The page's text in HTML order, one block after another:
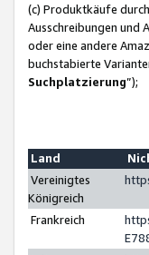
(c) Produktkäufe
Ausschreibungen und
oder eine andere
buchstabierte
Suchplatzierung”);
Land
Vereinigtes
Königreich
Frankreich